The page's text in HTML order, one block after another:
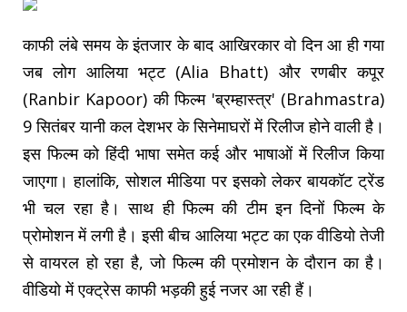
काफी लंबे समय के इंतजार के बाद आखिरकार वो दिन आ ही गया
जब लोग आलिया भट्ट (Alia Bhatt) और रणबीर कपूर
(Ranbir Kapoor) की फिल्म 'ब्रम्हास्त्र' (Brahmastra)
9 सितंबर यानी कल देशभर के सिनेमाघरों में रिलीज होने वाली है।
इस फिल्म को हिंदी भाषा समेत कई और भाषाओं में रिलीज किया
जाएगा। हालांकि, सोशल मीडिया पर इसको लेकर बायकॉट ट्रेंड
भी चल रहा है। साथ ही फिल्म की टीम इन दिनों फिल्म के
प्रोमोशन में लगी है। इसी बीच आलिया भट्ट का एक वीडियो तेजी
से वायरल हो रहा है, जो फिल्म की प्रमोशन के दौरान का है।
वीडियो में एक्ट्रेस काफी भड़की हुई नजर आ रही हैं।